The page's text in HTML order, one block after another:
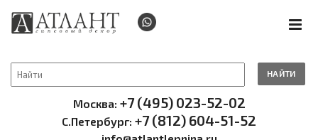
НАЙТИ
Москва: +7 (495) 023-52-02
С.Петербург: +7 (812) 604-51-52